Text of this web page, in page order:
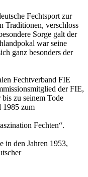
Fechtsport zur
Traditionen, verschloss
Sorge galt der
war seine
ganz besonders der
Fechtverband FIE
der FIE,
zu seinem Tode
1985 zum
Fechten“.
in den Jahren 1953,